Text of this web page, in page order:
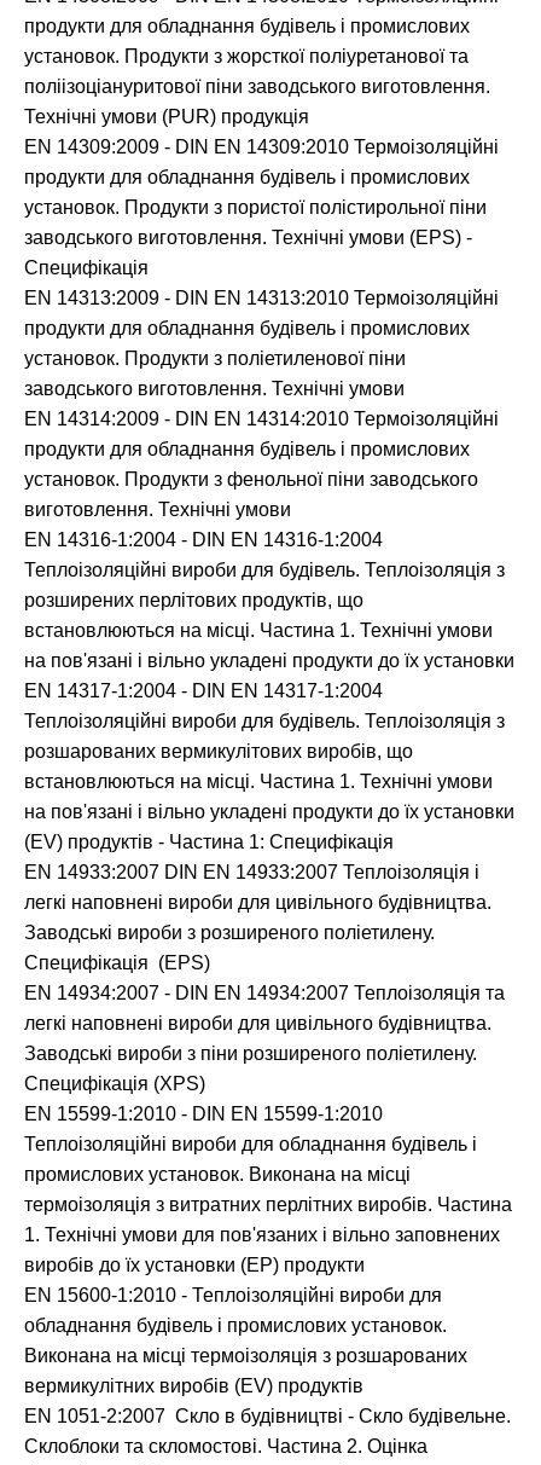
продукти для обладнання будівель і промислових
установок. Продукти з жорсткої поліуретанової та
поліізоціануритової піни заводського виготовлення.
Технічні умови (PUR) продукція
EN 14309:2009 - DIN EN 14309:2010 Термоізоляційні
продукти для обладнання будівель і промислових
установок. Продукти з пористої полістирольної піни
заводського виготовлення. Технічні умови (EPS) -
Специфікація
EN 14313:2009 - DIN EN 14313:2010 Термоізоляційні
продукти для обладнання будівель і промислових
установок. Продукти з поліетиленової піни
заводського виготовлення. Технічні умови
EN 14314:2009 - DIN EN 14314:2010 Термоізоляційні
продукти для обладнання будівель і промислових
установок. Продукти з фенольної піни заводського
виготовлення. Технічні умови
EN 14316-1:2004 - DIN EN 14316-1:2004
Теплоізоляційні вироби для будівель. Теплоізоляція з
розширених перлітових продуктів, що
встановлюються на місці. Частина 1. Технічні умови
на пов'язані і вільно укладені продукти до їх установки
EN 14317-1:2004 - DIN EN 14317-1:2004
Теплоізоляційні вироби для будівель. Теплоізоляція з
розшарованих вермикулітових виробів, що
встановлюються на місці. Частина 1. Технічні умови
на пов'язані і вільно укладені продукти до їх установки
(EV) продуктів - Частина 1: Специфікація
EN 14933:2007 DIN EN 14933:2007 Теплоізоляція і
легкі наповнені вироби для цивільного будівництва.
Заводські вироби з розширеного поліетилену.
Специфікація (EPS)
EN 14934:2007 - DIN EN 14934:2007 Теплоізоляція та
легкі наповнені вироби для цивільного будівництва.
Заводські вироби з піни розширеного поліетилену.
Специфікація (XPS)
EN 15599-1:2010 - DIN EN 15599-1:2010
Теплоізоляційні вироби для обладнання будівель і
промислових установок. Виконана на місці
термоізоляція з витратних перлітних виробів. Частина
1. Технічні умови для пов'язаних і вільно заповнених
виробів до їх установки (EP) продукти
EN 15600-1:2010 - Теплоізоляційні вироби для
обладнання будівель і промислових установок.
Виконана на місці термоізоляція з розшарованих
вермикулітних виробів (EV) продуктів
EN 1051-2:2007 Скло в будівництві - Скло будівельне.
Склоблоки та скломостові. Частина 2. Оцінка